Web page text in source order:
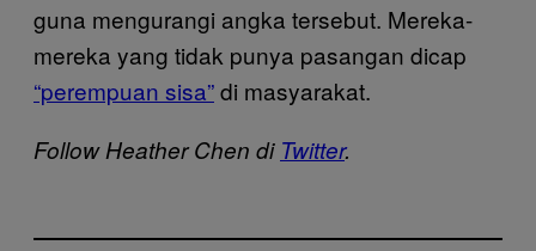
guna mengurangi angka tersebut. Mereka-
mereka yang tidak punya pasangan dicap
“perempuan sisa”di masyarakat.
Follow Heather Chen di Twitter.